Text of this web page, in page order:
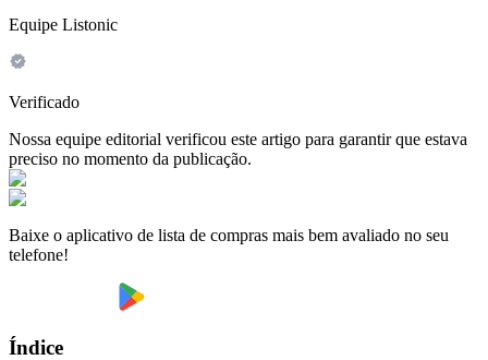
Equipe Listonic
Verificado
Nossa equipe editorial verificou este artigo para garantir que estava
preciso no momento da publicação.
Baixe o aplicativo de lista de compras mais bem avaliado no seu
telefone!
Índice